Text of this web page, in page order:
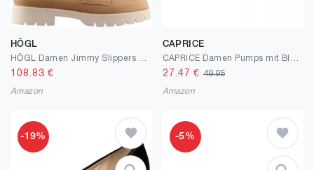
HÖGL
108.83 €
Amazon
CAPRICE
27.47 € 49.95
Amazon
-19% -5%